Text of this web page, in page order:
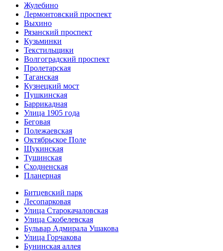
Жулебино
Лермонтовский проспект
Выхино
Рязанский проспект
Кузьминки
Текстильщики
Волгоградский проспект
Пролетарская
Таганская
Кузнецкий мост
Пушкинская
Баррикадная
Улица 1905 года
Беговая
Полежаевская
Октябрьское Поле
Щукинская
Тушинская
Сходненская
Планерная
Битцевский парк
Лесопарковая
Улица Старокачаловская
Улица Скобелевская
Бульвар Адмирала Ушакова
Улица Горчакова
Бунинская аллея